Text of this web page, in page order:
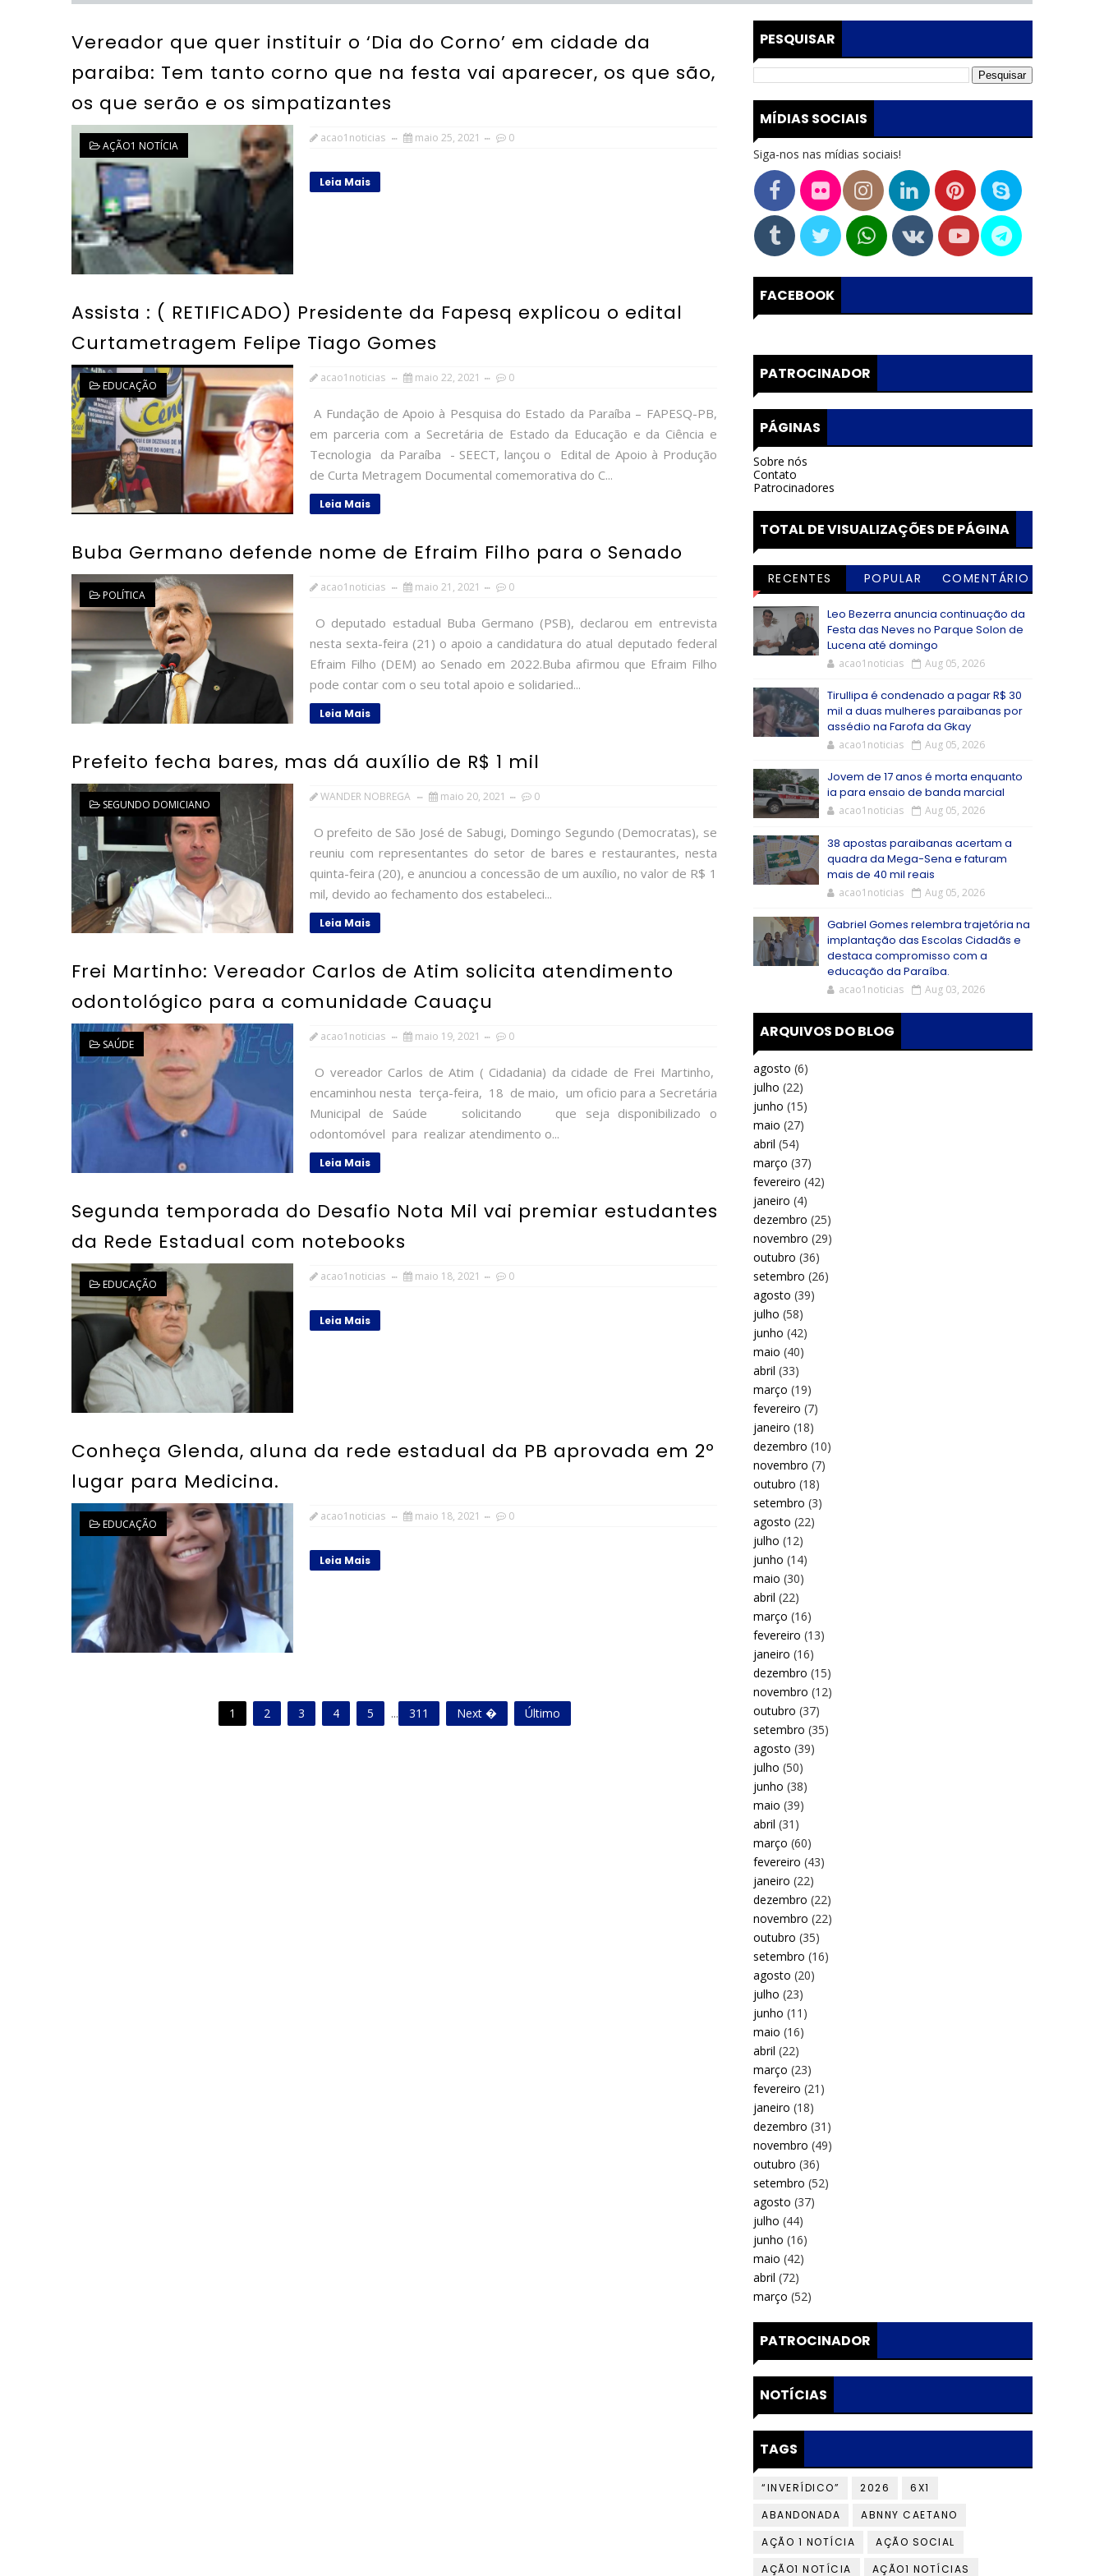
Vereador que quer instituir o ‘Dia do Corno’ em cidade da
paraiba: Tem tanto corno que na festa vai aparecer, os que são,
os que serão e os simpatizantes
AÇÃO1 NOTÍCIA
acao1noticias maio 25, 2021 0
Leia Mais
Assista : ( RETIFICADO) Presidente da Fapesq explicou o edital
Curtametragem Felipe Tiago Gomes
EDUCAÇÃO
acao1noticias maio 22, 2021 0
A Fundação de Apoio à Pesquisa do Estado da Paraíba – FAPESQ-PB,
em parceria com a Secretária de Estado da Educação e da Ciência e
Tecnologia da Paraíba - SEECT, lançou o Edital de Apoio à Produção
de Curta Metragem Documental comemorativa do C...
Leia Mais
Buba Germano defende nome de Efraim Filho para o Senado
POLÍTICA
acao1noticias maio 21, 2021 0
O deputado estadual Buba Germano (PSB), declarou em entrevista
nesta sexta-feira (21) o apoio a candidatura do atual deputado federal
Efraim Filho (DEM) ao Senado em 2022.Buba afirmou que Efraim Filho
pode contar com o seu total apoio e solidaried...
Leia Mais
Prefeito fecha bares, mas dá auxílio de R$ 1 mil
SEGUNDO DOMICIANO
WANDER NOBREGA maio 20, 2021 0
O prefeito de São José de Sabugi, Domingo Segundo (Democratas), se
reuniu com representantes do setor de bares e restaurantes, nesta
quinta-feira (20), e anunciou a concessão de um auxílio, no valor de R$ 1
mil, devido ao fechamento dos estabeleci...
Leia Mais
Frei Martinho: Vereador Carlos de Atim solicita atendimento
odontológico para a comunidade Cauaçu
SAÚDE
acao1noticias maio 19, 2021 0
O vereador Carlos de Atim ( Cidadania) da cidade de Frei Martinho,
encaminhou nesta terça-feira, 18 de maio, um oficio para a Secretária
Municipal de Saúde solicitando que seja disponibilizado o
odontomóvel para realizar atendimento o...
Leia Mais
Segunda temporada do Desafio Nota Mil vai premiar estudantes
da Rede Estadual com notebooks
EDUCAÇÃO
acao1noticias maio 18, 2021 0
Leia Mais
Conheça Glenda, aluna da rede estadual da PB aprovada em 2º
lugar para Medicina.
EDUCAÇÃO
acao1noticias maio 18, 2021 0
Leia Mais
1 2 3 4 5 ... 311 Next � Último
PESQUISAR
MÍDIAS SOCIAIS
Siga-nos nas mídias sociais!
FACEBOOK
PATROCINADOR
PÁGINAS
Sobre nós
Contato
Patrocinadores
TOTAL DE VISUALIZAÇÕES DE PÁGINA
RECENTES POPULAR
COMENTÁRIO
Leo Bezerra anuncia continuação da
Festa das Neves no Parque Solon de
Lucena até domingo
acao1noticias Aug 05, 2026
Tirullipa é condenado a pagar R$ 30
mil a duas mulheres paraibanas por
assédio na Farofa da Gkay
acao1noticias Aug 05, 2026
Jovem de 17 anos é morta enquanto
ia para ensaio de banda marcial
acao1noticias Aug 05, 2026
38 apostas paraibanas acertam a
quadra da Mega-Sena e faturam
mais de 40 mil reais
acao1noticias Aug 05, 2026
Gabriel Gomes relembra trajetória na
implantação das Escolas Cidadãs e
destaca compromisso com a
educação da Paraíba.
acao1noticias Aug 03, 2026
ARQUIVOS DO BLOG
agosto (6)
julho (22)
junho (15)
maio (27)
abril (54)
março (37)
fevereiro (42)
janeiro (4)
dezembro (25)
novembro (29)
outubro (36)
setembro (26)
agosto (39)
julho (58)
junho (42)
maio (40)
abril (33)
março (19)
fevereiro (7)
janeiro (18)
dezembro (10)
novembro (7)
outubro (18)
setembro (3)
agosto (22)
julho (12)
junho (14)
maio (30)
abril (22)
março (16)
fevereiro (13)
janeiro (16)
dezembro (15)
novembro (12)
outubro (37)
setembro (35)
agosto (39)
julho (50)
junho (38)
maio (39)
abril (31)
março (60)
fevereiro (43)
janeiro (22)
dezembro (22)
novembro (22)
outubro (35)
setembro (16)
agosto (20)
julho (23)
junho (11)
maio (16)
abril (22)
março (23)
fevereiro (21)
janeiro (18)
dezembro (31)
novembro (49)
outubro (36)
setembro (52)
agosto (37)
julho (44)
junho (16)
maio (42)
abril (72)
março (52)
PATROCINADOR
NOTÍCIAS
TAGS
“INVERÍDICO” 2026
6X1
ABANDONADA
ABNNY CAETANO
AÇÃO 1 NOTÍCIA
AÇÃO SOCIAL
AÇÃO1 NOTÍCIA
AÇÃO1 NOTÍCIAS